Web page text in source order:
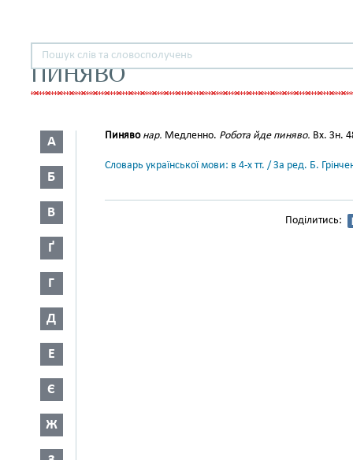
ПИНЯВО
А
Б
В
Ґ
Г
Д
Е
Є
Ж
Пиняво нар. Медленно. Робота йде пиняво. Вх. Зн.
Словарь української мови: в 4-х тт. / За ред. Б.
Поділитись: